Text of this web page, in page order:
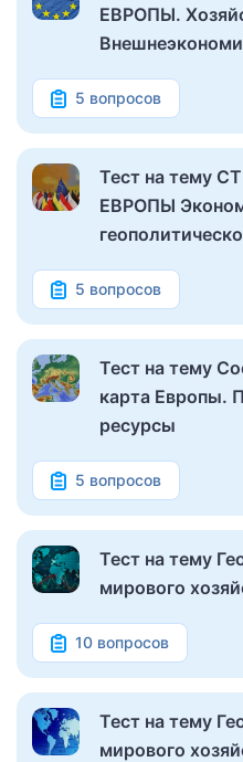
ЕВРОПЫ.
5 вопросов
Тест на тему
ЕВРОПЫ
5 вопросов
Тест на тему
карта Европы.
ресурсы
5 вопросов
Тест на тему
мирового
10 вопросов
Тест на тему
мирового